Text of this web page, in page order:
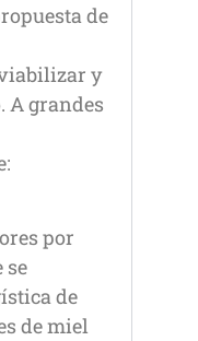
de
y
A grandes
por
se
de
de miel